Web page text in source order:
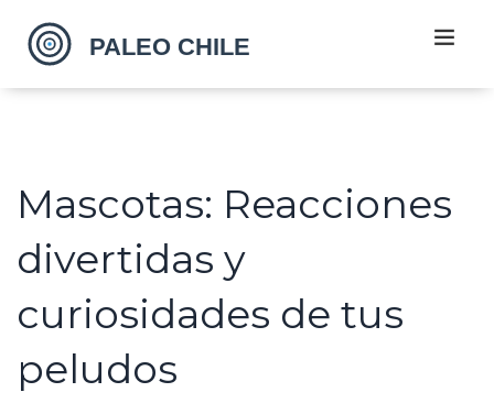
Mascotas: Reacciones
divertidas y
curiosidades de tus
peludos